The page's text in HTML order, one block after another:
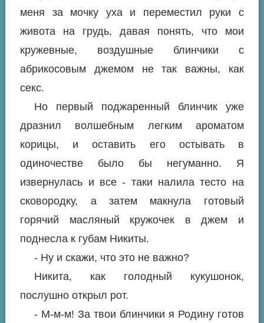
меня за мочку уха и переместил руки с
живота на грудь, давая понять, что мои
кружевные, воздушные блинчики с
абрикосовым джемом не так важны, как
секс.
Но первый поджаренный блинчик уже
дразнил волшебным легким ароматом
корицы, и оставить его остывать в
одиночестве было бы негуманно. Я
извернулась и все - таки налила тесто на
сковородку, а затем макнула готовый
горячий масляный кружочек в джем и
поднесла к губам Никиты.
- Ну и скажи, что это не важно?
Никита, как голодный кукушонок,
послушно открыл рот.
- М-м-м! За твои блинчики я Родину готов